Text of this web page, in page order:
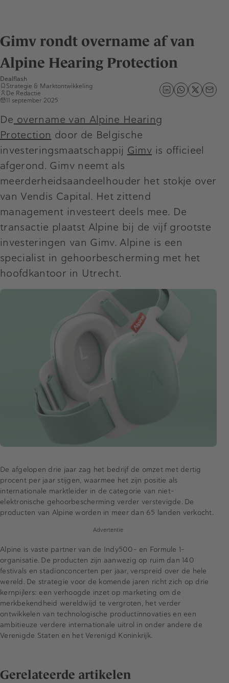
Gimv rondt overname af van
Alpine Hearing Protection
Dealflash
Strategie & Marktontwikkeling
De Redactie
11 september 2025
De overname van Alpine Hearing
Protection door de Belgische
investeringsmaatschappij Gimv is officieel
afgerond. Gimv neemt als
meerderheidsaandeelhouder het stokje over
van Vendis Capital. Het zittend
management investeert deels mee. De
transactie plaatst Alpine bij de vijf grootste
investeringen van Gimv. Alpine is een
specialist in gehoorbescherming met het
hoofdkantoor in Utrecht.
De afgelopen drie jaar zag het bedrijf de omzet met dertig
procent per jaar stijgen, waarmee het zijn positie als
internationale marktleider in de categorie van niet-
elektronische gehoorbescherming verder verstevigde. De
producten van Alpine worden in meer dan 65 landen verkocht.
Advertentie
Alpine is vaste partner van de Indy500- en Formule 1-
organisatie. De producten zijn aanwezig op ruim dan 140
festivals en stadionconcerten per jaar, verspreid over de hele
wereld. De strategie voor de komende jaren richt zich op drie
kernpijlers: een verhoogde inzet op marketing om de
merkbekendheid wereldwijd te vergroten, het verder
ontwikkelen van technologische productinnovaties en een
ambitieuze verdere internationale uitrol in onder andere de
Verenigde Staten en het Verenigd Koninkrijk.
Gerelateerde artikelen